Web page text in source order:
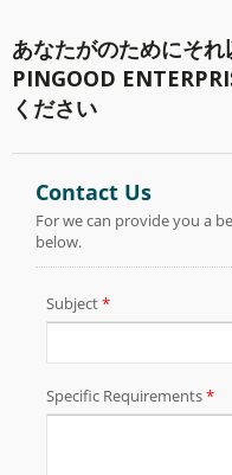
あなたがのためにそ
PINGOOD
ください